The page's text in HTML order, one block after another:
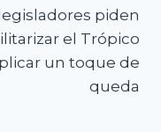
legisladores piden
el Trópico
un toque de
queda